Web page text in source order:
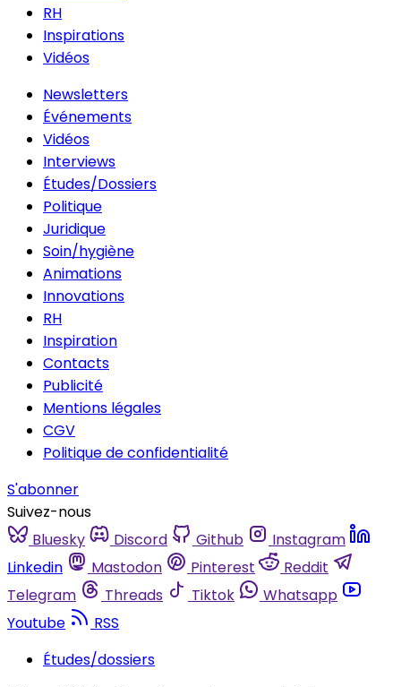
RH
Inspirations
Vidéos
Newsletters
Événements
Vidéos
Interviews
Études/Dossiers
Politique
Juridique
Soin/hygiène
Animations
Innovations
RH
Inspiration
Contacts
Publicité
Mentions légales
CGV
Politique de confidentialité
S'abonner
Suivez-nous
Bluesky
Discord Github
Instagram
Linkedin
Mastodon Pinterest
Reddit
Telegram
Threads Tiktok
Whatsapp
Youtube
RSS
Études/dossiers